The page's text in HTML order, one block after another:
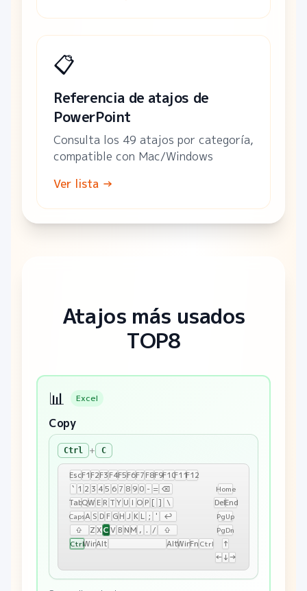
📋
Referencia de atajos de
PowerPoint
Consulta los 49 atajos por categoría,
compatible con Mac/Windows
Ver lista →
Atajos más usados
TOP8
📊 Excel
Copy
Ctrl + C
EscF1F2F3F4F5F6F7F8F9F10F11F12
` 1 2 3 45 6 7 8 9 0 - = ⌫
TabQWE R T Y U I OP [ ] \
CapsA S D F GH J K L ; '
↩
⇧
Z XCV B NM , . / ⇧
CtrlWinAlt AltWinFn Ctrl
Home
DelEnd
PgUp
PgDn
↑
←↓→